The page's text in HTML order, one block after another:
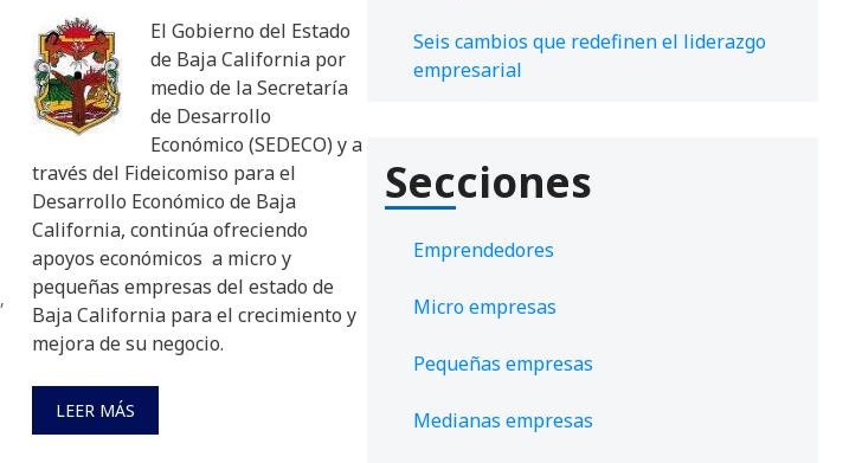
,
El Gobierno del Estado
de Baja California por
medio de la Secretaría
de Desarrollo
Económico (SEDECO) y a
través del Fideicomiso para el
Desarrollo Económico de Baja
California, continúa ofreciendo
apoyos económicos a micro y
pequeñas empresas del estado de
Baja California para el crecimiento y
mejora de su negocio.
LEER MÁS
Seis cambios que redefinen el liderazgo
empresarial
Secciones
Emprendedores
Micro empresas
Pequeñas empresas
Medianas empresas